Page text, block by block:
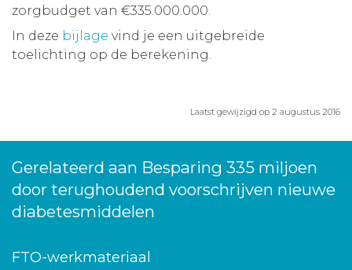
zorgbudget van €335.000.000.
In deze bijlage vind je een uitgebreide
toelichting op de berekening.
Laatst gewijzigd op 2 augustus 2016
Gerelateerd aan Besparing 335 miljoen
door terughoudend voorschrijven nieuwe
diabetesmiddelen
FTO-werkmateriaal